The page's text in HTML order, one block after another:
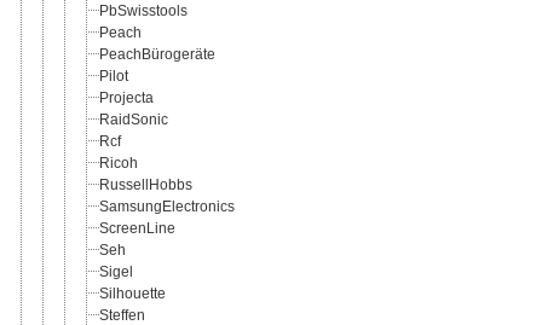
PbSwisstools
Peach
PeachBürogeräte
Pilot
Projecta
RaidSonic
Rcf
Ricoh
RussellHobbs
SamsungElectronics
ScreenLine
Seh
Sigel
Silhouette
Steffen